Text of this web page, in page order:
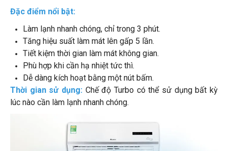
Đặc điểm nổi bật:
Làm lạnh nhanh chóng, chỉ trong 3 phút.
Tăng hiệu suất làm mát lên gấp 5 lần.
Tiết kiệm thời gian làm mát không gian.
Phù hợp khi cần hạ nhiệt tức thì.
Dễ dàng kích hoạt bằng một nút bấm.
Thời gian sử dụng: Chế độ Turbo có thể sử dụng bất kỳ
lúc nào cần làm lạnh nhanh chóng.